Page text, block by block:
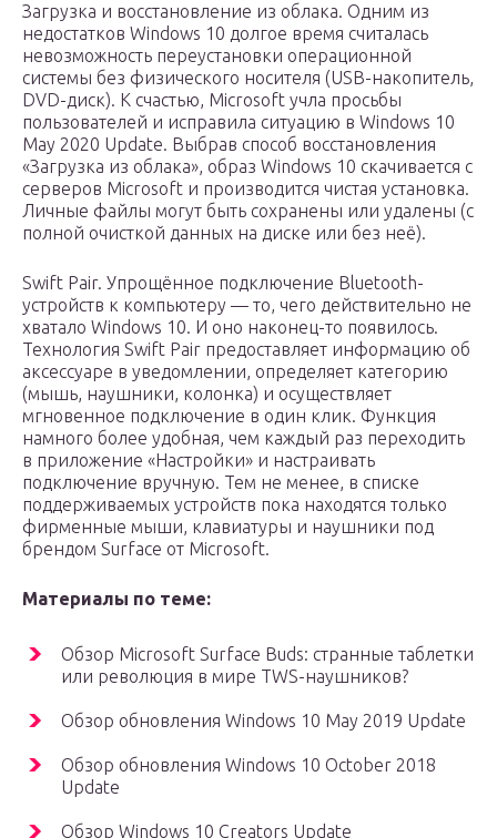
Загрузка и восстановление из облака. Одним из
недостатков Windows 10 долгое время считалась
невозможность переустановки операционной
системы без физического носителя (USB-накопитель,
DVD-диск). К счастью, Microsoft учла просьбы
пользователей и исправила ситуацию в Windows 10
May 2020 Update. Выбрав способ восстановления
«Загрузка из облака», образ Windows 10 скачивается с
серверов Microsoft и производится чистая установка.
Личные файлы могут быть сохранены или удалены (с
полной очисткой данных на диске или без неё).
Swift Pair. Упрощённое подключение Bluetooth-
устройств к компьютеру — то, чего действительно не
хватало Windows 10. И оно наконец-то появилось.
Технология Swift Pair предоставляет информацию об
аксессуаре в уведомлении, определяет категорию
(мышь, наушники, колонка) и осуществляет
мгновенное подключение в один клик. Функция
намного более удобная, чем каждый раз переходить
в приложение «Настройки» и настраивать
подключение вручную. Тем не менее, в списке
поддерживаемых устройств пока находятся только
фирменные мыши, клавиатуры и наушники под
брендом Surface от Microsoft.
Материалы по теме:
Обзор Microsoft Surface Buds: странные таблетки
или революция в мире TWS-наушников?
Обзор обновления Windows 10 May 2019 Update
Обзор обновления Windows 10 October 2018
Update
Обзор Windows 10 Creators Update